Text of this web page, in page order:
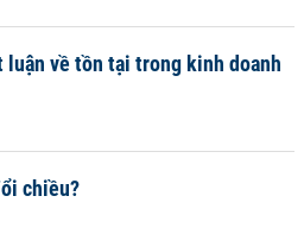
về tồn tại trong kinh doanh
chiều?